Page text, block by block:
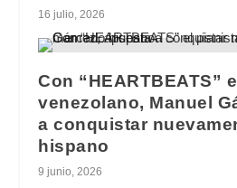
16 julio, 2026
Con “HEARTBEATS”
venezolano, Manuel
a conquistar
hispano
9 junio, 2026